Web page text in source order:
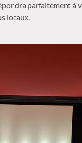
parfaitement à
locaux.